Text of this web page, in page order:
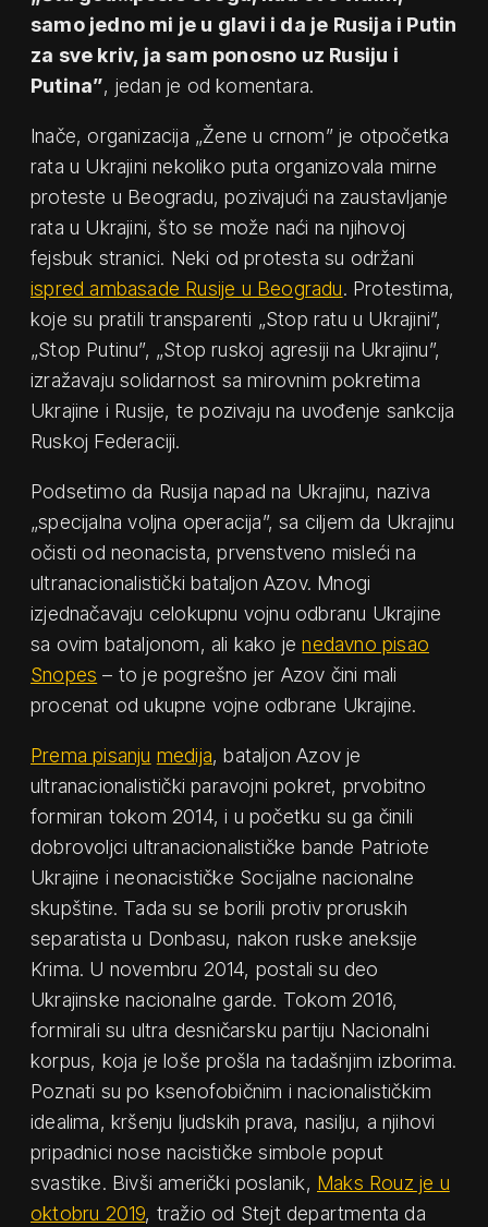
samo jedno mi je u glavi i da je Rusija i Putin
za sve kriv, ja sam ponosno uz Rusiju i
Putina”, jedan je od komentara.
Inače, organizacija „Žene u crnom” je otpočetka
rata u Ukrajini nekoliko puta organizovala mirne
proteste u Beogradu, pozivajući na zaustavljanje
rata u Ukrajini, što se može naći na njihovoj
fejsbuk stranici. Neki od protesta su održani
ispred ambasade Rusije u Beogradu. Protestima,
koje su pratili transparenti „Stop ratu u Ukrajini”,
„Stop Putinu”, „Stop ruskoj agresiji na Ukrajinu”,
izražavaju solidarnost sa mirovnim pokretima
Ukrajine i Rusije, te pozivaju na uvođenje sankcija
Ruskoj Federaciji.
Podsetimo da Rusija napad na Ukrajinu, naziva
„specijalna voljna operacija”, sa ciljem da Ukrajinu
očisti od neonacista, prvenstveno misleći na
ultranacionalistički bataljon Azov. Mnogi
izjednačavaju celokupnu vojnu odbranu Ukrajine
sa ovim bataljonom, ali kako jenedavno pisao
Snopes – to je pogrešno jer Azov čini mali
procenat od ukupne vojne odbrane Ukrajine.
Prema pisanju medija, bataljon Azov je
ultranacionalistički paravojni pokret, prvobitno
formiran tokom 2014, i u početku su ga činili
dobrovoljci ultranacionalističke bande Patriote
Ukrajine i neonacističke Socijalne nacionalne
skupštine. Tada su se borili protiv proruskih
separatista u Donbasu, nakon ruske aneksije
Krima. U novembru 2014, postali su deo
Ukrajinske nacionalne garde. Tokom 2016,
formirali su ultra desničarsku partiju Nacionalni
korpus, koja je loše prošla na tadašnjim izborima.
Poznati su po ksenofobičnim i nacionalističkim
idealima, kršenju ljudskih prava, nasilju, a njihovi
pripadnici nose nacističke simbole poput
svastike. Bivši američki poslanik, Maks Rouz je u
oktobru 2019, tražio od Stejt departmenta da